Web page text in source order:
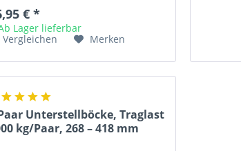
€ *
Lager lieferbar
Vergleichen
Merken
Unterstellböcke, Traglast
kg/Paar, 268 – 418 mm